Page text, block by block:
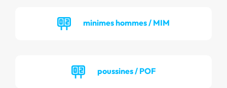
minimes hommes / MIM
poussines / POF